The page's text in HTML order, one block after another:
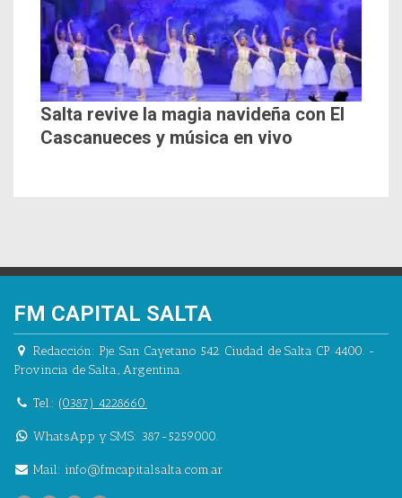
Salta revive la magia navideña con El
Cascanueces y música en vivo
FM CAPITAL SALTA
Redacción: Pje. San Cayetano 542. Ciudad de Salta CP 4400. -
Provincia de Salta., Argentina.
Tel.: (0387) 4228660.
WhatsApp y SMS: 387-5259000.
Mail: info@fmcapitalsalta.com.ar